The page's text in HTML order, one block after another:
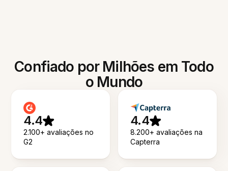
Confiado por Milhões em Todo
o Mundo
4.4
2.100+ avaliações no
G2
4.4
8.200+ avaliações na
Capterra